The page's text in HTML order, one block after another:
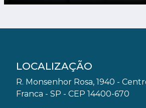
LOCALIZAÇÃO
R. Monsenhor Rosa, 1940 -
Franca - SP - CEP 14400-670